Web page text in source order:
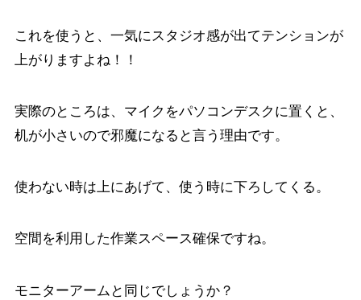
これを使うと、一気にスタジオ感が出てテンションが
上がりますよね！！
実際のところは、マイクをパソコンデスクに置くと、
机が小さいので邪魔になると言う理由です。
使わない時は上にあげて、使う時に下ろしてくる。
空間を利用した作業スペース確保ですね。
モニターアームと同じでしょうか？